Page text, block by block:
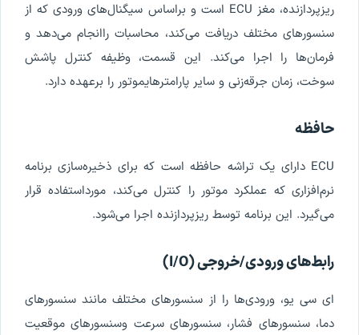
ریزپردازنده، مغز ECU است و براساس سیگنالهای ورودی که از
سنسورهای مختلف دریافت میکند، محاسبات راانجام میدهد و
فرمانها را اجرا میکند. این قسمت،وظیفه کنترل پاشش
سوخت، زمان جرقهزنی و سایر پارامترهایموتور را برعهده دارد.
حافظه
ECU دارای یک تراشه حافظه است که برای ذخیرهسازی برنامه
نرمافزاری که عملکرد موتور را کنترل میکند، مورداستفاده قرار
میگیرد. این برنامه توسط ریزپردازنده اجرا میشود.
رابطهایورودی/خروجی(
I/O
)
ای سی یو،ورودیها را از سنسورهای مختلف مانند سنسورهای
دما،سنسورهای فشار، سنسورهای سرعت وسنسورهای موقعیت